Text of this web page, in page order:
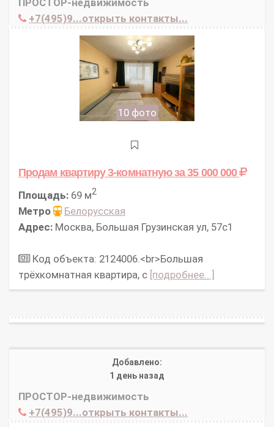
+7(495)9...открыть контакты...
10 фото
Продам квартиру 3-комнатнуюза 35 000 000
Площадь: 69 м2
Метро
Белорусская
Адрес: Москва, Большая Грузинская ул, 57с1
Код объекта: 2124006.<br>Большая
трёхкомнатная квартира, с [подробнее...]
Добавлено:
1 день назад
ПРОСТОР-недвижимость
+7(495)9...открыть контакты...